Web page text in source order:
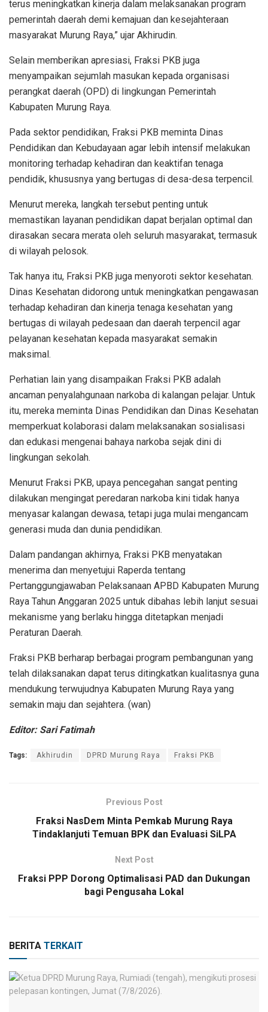
terus meningkatkan kinerja dalam melaksanakan program
pemerintah daerah demi kemajuan dan kesejahteraan
masyarakat Murung Raya,” ujar Akhirudin.
Selain memberikan apresiasi, Fraksi PKB juga
menyampaikan sejumlah masukan kepada organisasi
perangkat daerah (OPD) di lingkungan Pemerintah
Kabupaten Murung Raya.
Pada sektor pendidikan, Fraksi PKB meminta Dinas
Pendidikan dan Kebudayaan agar lebih intensif melakukan
monitoring terhadap kehadiran dan keaktifan tenaga
pendidik, khususnya yang bertugas di desa-desa terpencil.
Menurut mereka, langkah tersebut penting untuk
memastikan layanan pendidikan dapat berjalan optimal dan
dirasakan secara merata oleh seluruh masyarakat, termasuk
di wilayah pelosok.
Tak hanya itu, Fraksi PKB juga menyoroti sektor kesehatan.
Dinas Kesehatan didorong untuk meningkatkan pengawasan
terhadap kehadiran dan kinerja tenaga kesehatan yang
bertugas di wilayah pedesaan dan daerah terpencil agar
pelayanan kesehatan kepada masyarakat semakin
maksimal.
Perhatian lain yang disampaikan Fraksi PKB adalah
ancaman penyalahgunaan narkoba di kalangan pelajar. Untuk
itu, mereka meminta Dinas Pendidikan dan Dinas Kesehatan
memperkuat kolaborasi dalam melaksanakan sosialisasi
dan edukasi mengenai bahaya narkoba sejak dini di
lingkungan sekolah.
Menurut Fraksi PKB, upaya pencegahan sangat penting
dilakukan mengingat peredaran narkoba kini tidak hanya
menyasar kalangan dewasa, tetapi juga mulai mengancam
generasi muda dan dunia pendidikan.
Dalam pandangan akhirnya, Fraksi PKB menyatakan
menerima dan menyetujui Raperda tentang
Pertanggungjawaban Pelaksanaan APBD Kabupaten Murung
Raya Tahun Anggaran 2025 untuk dibahas lebih lanjut sesuai
mekanisme yang berlaku hingga ditetapkan menjadi
Peraturan Daerah.
Fraksi PKB berharap berbagai program pembangunan yang
telah dilaksanakan dapat terus ditingkatkan kualitasnya guna
mendukung terwujudnya Kabupaten Murung Raya yang
semakin maju dan sejahtera. (wan)
Editor: Sari Fatimah
Tags: Akhirudin DPRD Murung Raya Fraksi PKB
Previous Post
Fraksi NasDem Minta Pemkab Murung Raya
Tindaklanjuti Temuan BPK dan Evaluasi SiLPA
Next Post
Fraksi PPP Dorong Optimalisasi PAD dan Dukungan
bagi Pengusaha Lokal
BERITA TERKAIT